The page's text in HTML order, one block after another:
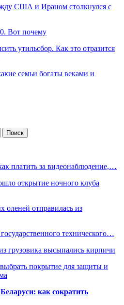
США и Ираном столкнулся с
Вот почему
утильсбор. Как это отразится
семьи богаты веками и
платить за видеонаблюдение,…
открытие ночного клуба
оленей отправилась из
технического…
грузовика высыпались кирпичи
покрытие для защиты и
как сократить